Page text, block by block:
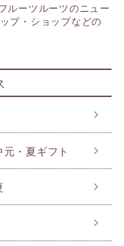
ルーツルーツのニュー
プ・ショップなどの
・夏ギフト